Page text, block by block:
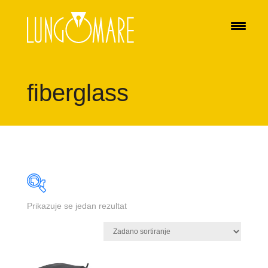
fiberglass
Prikazuje se jedan rezultat